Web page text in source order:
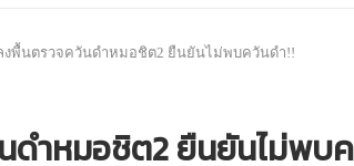
พื้นตรวจควันดำหมอชิต2 ยืนยันไม่พบควันดำ!!
ำหมอชิต2 ยืนยันไม่พบ